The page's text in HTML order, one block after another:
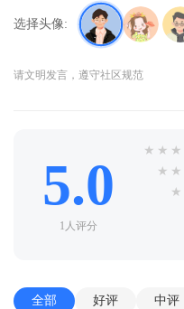
选择头像:
请文明发言，遵守社区规范
5.0
1人评分
★ ★ ★
★ ★
★
全部 好评 中评